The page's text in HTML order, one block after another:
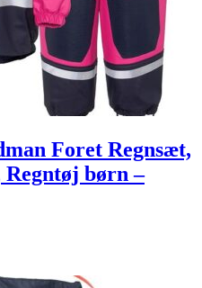
Foret Regnsæt,
Regntøj børn –